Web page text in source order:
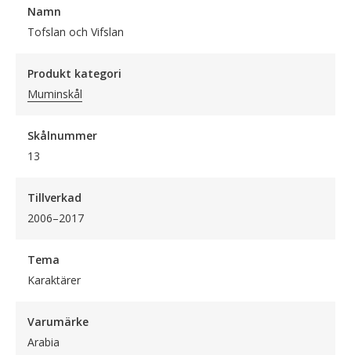
Namn
Tofslan och Vifslan
Produkt kategori
Muminskål
Skålnummer
13
Tillverkad
2006–2017
Tema
Karaktärer
Varumärke
Arabia